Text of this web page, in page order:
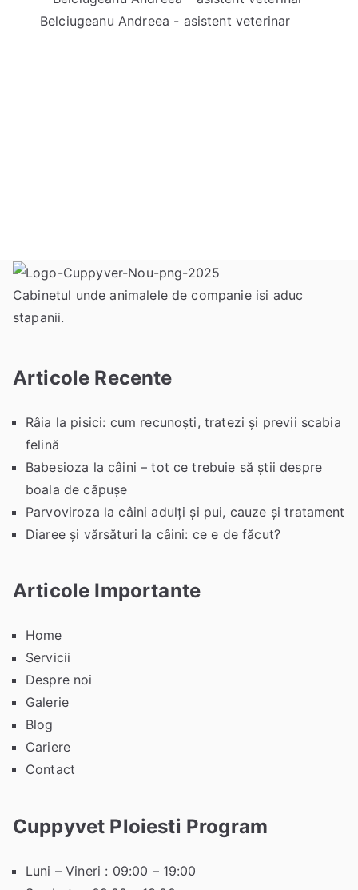
Belciugeanu Andreea - asistent veterinar
Cabinetul unde animalele de companie isi aduc
stapanii.
Articole Recente
Râia la pisici: cum recunoști, tratezi și previi scabia
felină
Babesioza la câini – tot ce trebuie să știi despre
boala de căpușe
Parvoviroza la câini adulți și pui, cauze și tratament
Diaree și vărsături la câini: ce e de făcut?
Articole Importante
Home
Servicii
Despre noi
Galerie
Blog
Cariere
Contact
Cuppyvet Ploiesti Program
Luni – Vineri : 09:00 – 19:00